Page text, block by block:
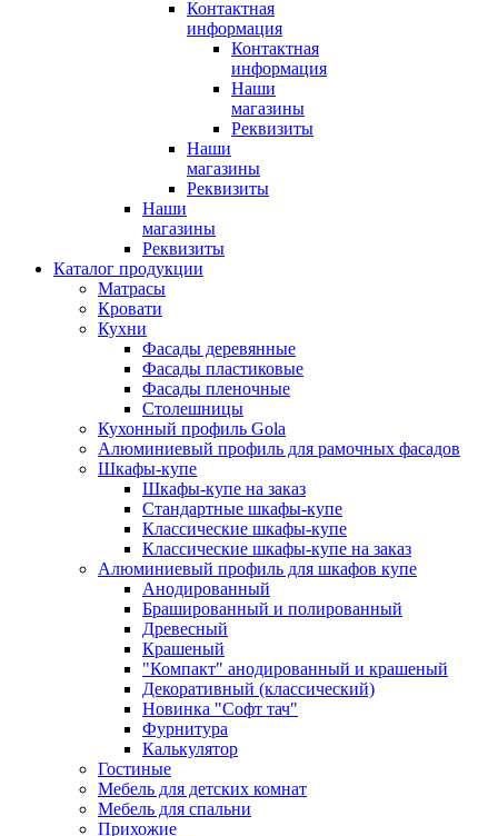
Контактная
информация
Контактная
информация
Наши
магазины
Реквизиты
Наши
магазины
Реквизиты
Наши
магазины
Реквизиты
Каталог продукции
Матрасы
Кровати
Кухни
Фасады деревянные
Фасады пластиковые
Фасады пленочные
Столешницы
Кухонный профиль Gola
Алюминиевый профиль для рамочных фасадов
Шкафы-купе
Шкафы-купе на заказ
Стандартные шкафы-купе
Классические шкафы-купе
Классические шкафы-купе на заказ
Алюминиевый профиль для шкафов купе
Анодированный
Брашированный и полированный
Древесный
Крашеный
"Компакт" анодированный и крашеный
Декоративный (классический)
Новинка "Софт тач"
Фурнитура
Калькулятор
Гостиные
Мебель для детских комнат
Мебель для спальни
Прихожие